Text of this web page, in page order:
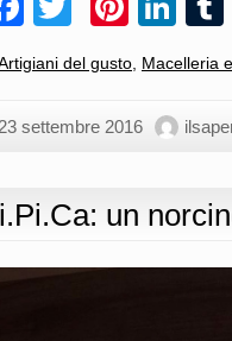
Cinisara
e
sue
del gusto Macelleria
23 settembre 2016
un